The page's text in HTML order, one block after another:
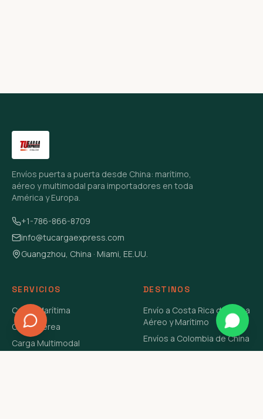
Envíos puerta a puerta desde China: marítimo,
aéreo y multimodal para importadores en toda
América y Europa.
+1-786-866-8709
info@tucargaexpress.com
Guangzhou, China · Miami, EE.UU.
SERVICIOS
Carga Marítima
Carga Aérea
Carga Multimodal
DESTINOS
Envío a Costa Rica de China
Aéreo y Marítimo
Envíos a Colombia de China